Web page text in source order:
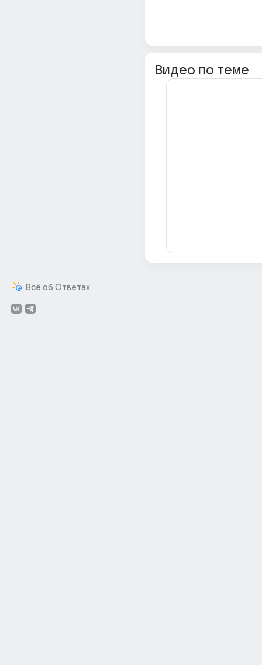
Всё об Ответах
Видео по теме